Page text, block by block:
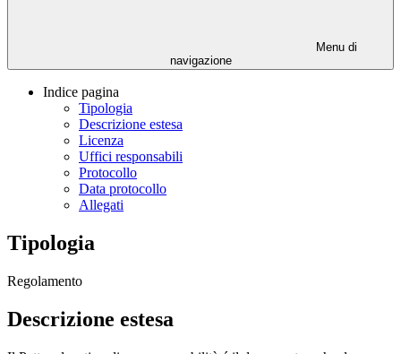
Menu di
navigazione
Indice pagina
Tipologia
Descrizione estesa
Licenza
Uffici responsabili
Protocollo
Data protocollo
Allegati
Tipologia
Regolamento
Descrizione estesa